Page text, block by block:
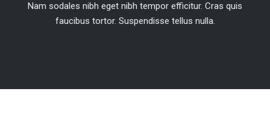
Nam sodales nibh eget nibh tempor efficitur. Cras quis
faucibus tortor. Suspendisse tellus nulla.